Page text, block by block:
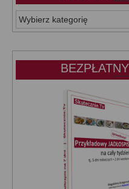
WSZYSTKIE
KATEGORIE: